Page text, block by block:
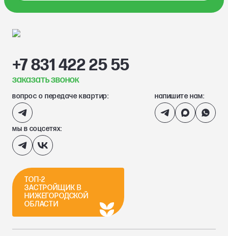
+7 831 422 25 55
заказать звонок
вопрос о передаче квартир: напишите нам:
мы в соцсетях:
ТОП-2
ЗАСТРОЙЩИК В
НИЖЕГОРОДСКОЙ
ОБЛАСТИ